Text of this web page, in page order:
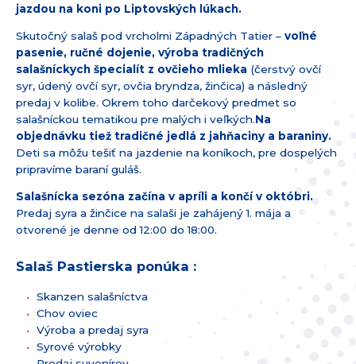
jazdou na koni po Liptovských lúkach.
Skutočný salaš pod vrcholmi Západných Tatier – voľné
pasenie, ručné dojenie, výroba tradičných
salašníckych špecialít z ovčieho mlieka (čerstvý ovčí
syr, údený ovčí syr, ovčia bryndza, žinčica) a následný
predaj v kolibe. Okrem toho darčekový predmet so
salašníckou tematikou pre malých i veľkých.Na
objednávku tiež tradičné jedlá z jahňaciny a baraniny.
Deti sa môžu tešiť na jazdenie na koníkoch, pre dospelých
pripravíme baraní guláš.
Salašnícka sezóna začína v apríli a končí v októbri.
Predaj syra a žinčice na salaši je zahájený 1. mája a
otvorené je denne od 12:00 do 18:00.
Salaš Pastierska ponúka :
Skanzen salašníctva
Chov oviec
Výroba a predaj syra
Syrové výrobky